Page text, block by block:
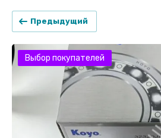
Предыдущий
Выбор покупателей